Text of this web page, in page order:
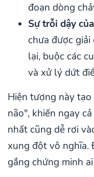
đoạn dòng
Sự trỗi dậy
chưa được
lại, buộc các
và xử lý dứt
Hiện tượng này
não", khiến ngay
nhất cũng dễ rơi
xung đột vô nghĩa.
gắng chứng minh